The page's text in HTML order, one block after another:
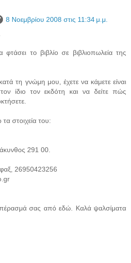
8 Νοεμβρίου 2008 στις 11:34 μ.μ.
το βιβλίο σε βιβλιοπωλεία της
τη γνώμη μου, έχετε να κάμετε είναι
ίδιο τον εκδότη και να δείτε πώς
στοιχεία του:
291 00.
26950423256
σας από εδώ. Καλά ψαλσίματα